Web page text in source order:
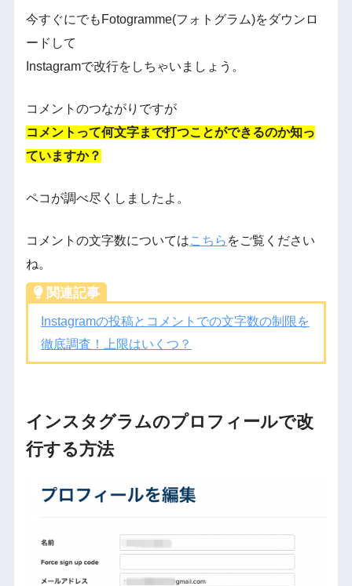
今すぐにでもFotogramme(フォトグラム)をダウンロ
ードして
Instagramで改行をしちゃいましょう。
コメントのつながりですが
コメントって何文字まで打つことができるのか知っ
ていますか？
ペコが調べ尽くしましたよ。
コメントの文字数についてはこちら をご覧ください
ね。
関連記事
Instagramの投稿とコメントでの文字数の制限を
徹底調査！上限はいくつ？
インスタグラムのプロフィールで改
行する方法